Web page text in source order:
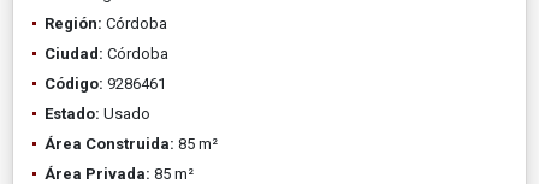
Región: Córdoba
Ciudad: Córdoba
Código: 9286461
Estado: Usado
Área Construida: 85 m²
Área Privada: 85 m²